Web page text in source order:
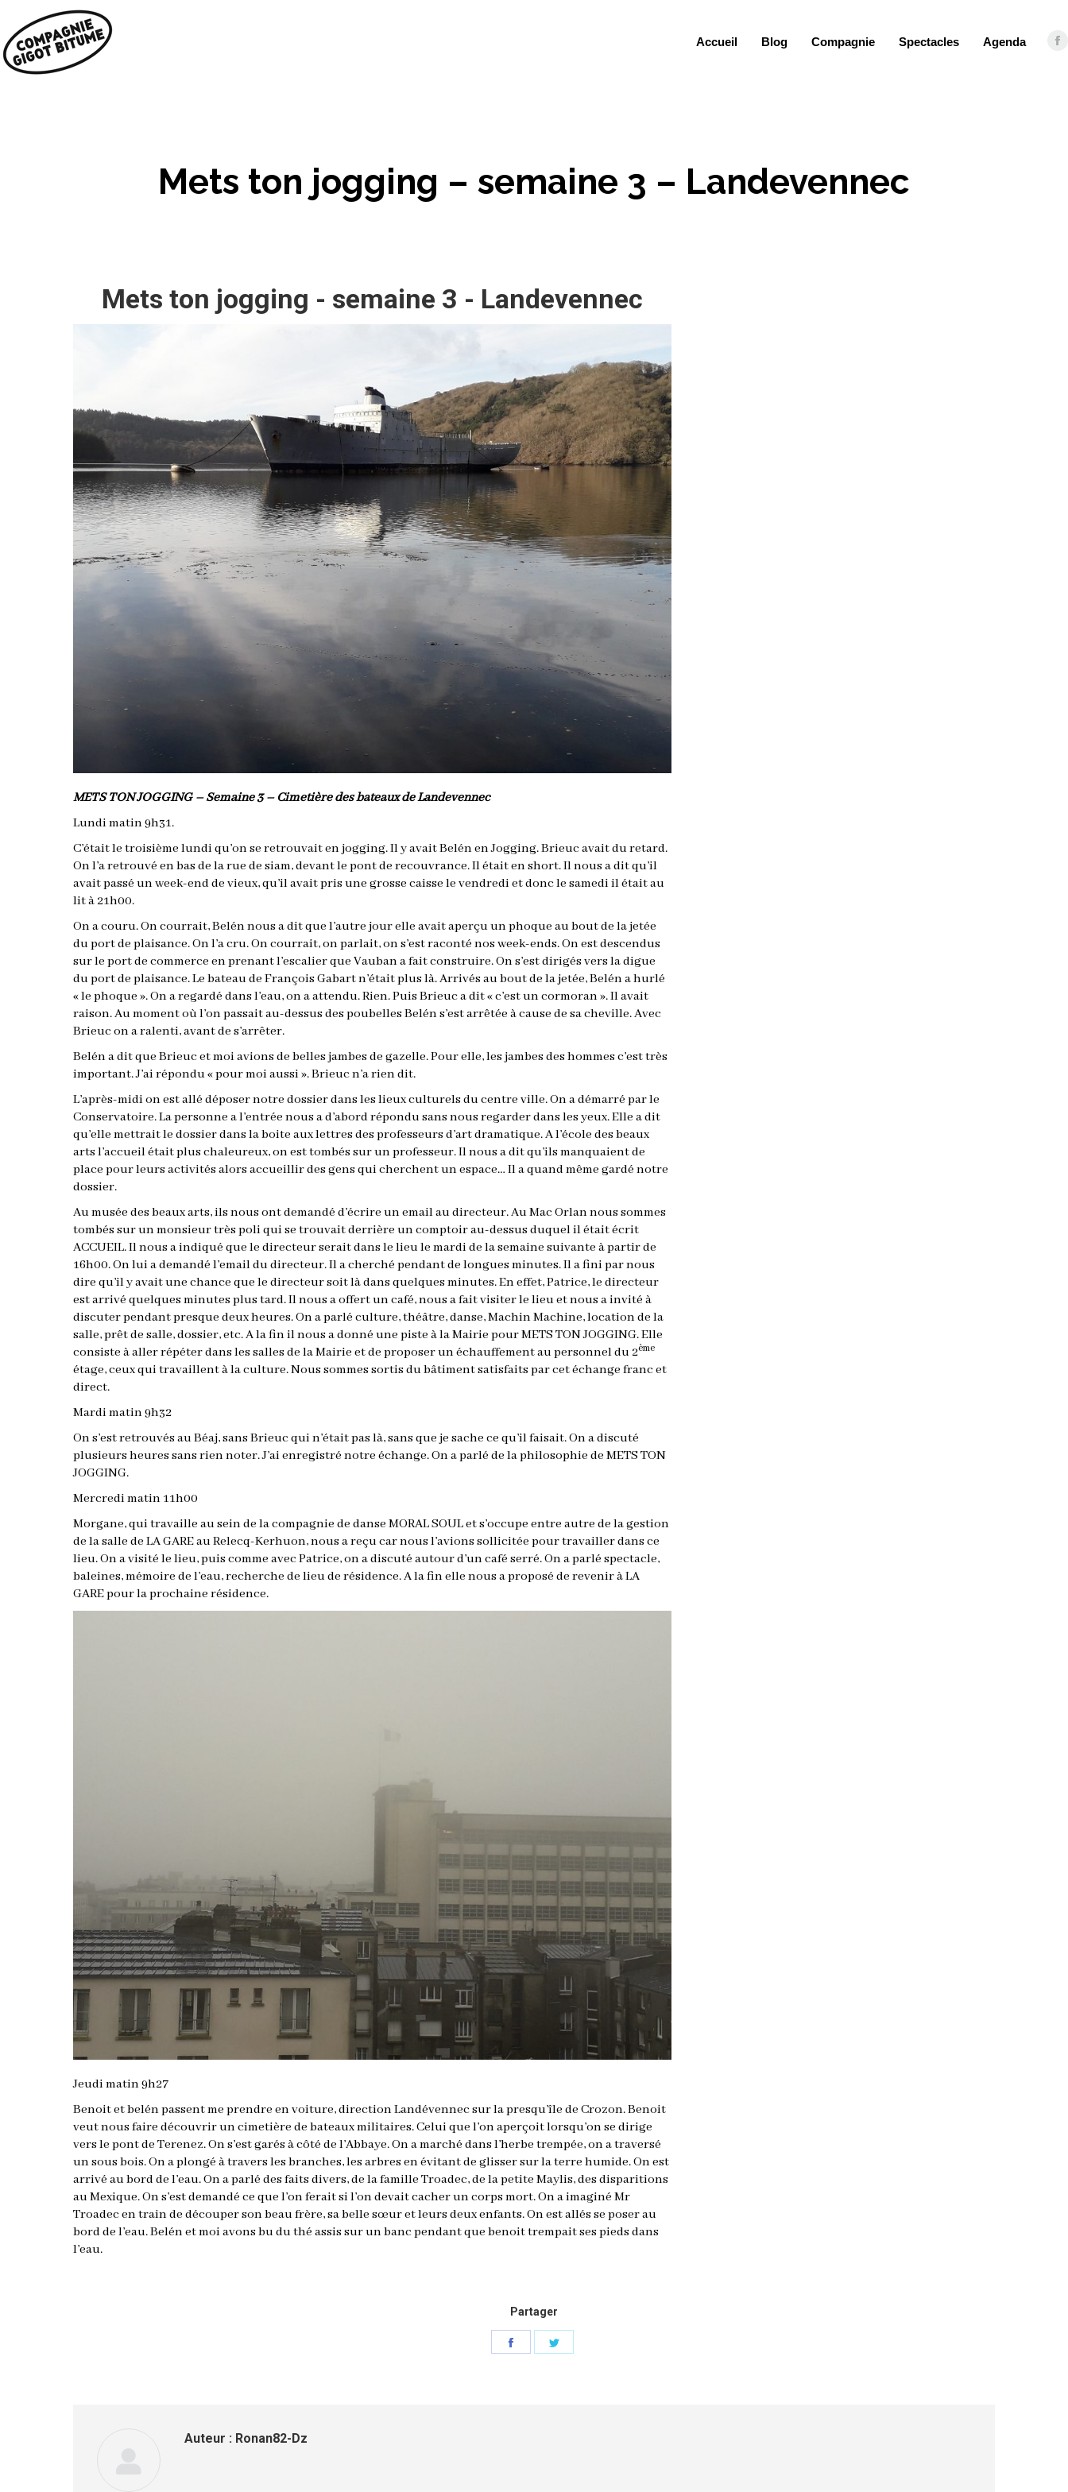
Accueil Blog Compagnie Spectacles Agenda
Mets ton jogging – semaine 3 – Landevennec
Mets ton jogging - semaine 3 - Landevennec
METS TON JOGGING – Semaine 3 – Cimetière des bateaux de Landevennec
Lundi matin 9h31.
C’était le troisième lundi qu’on se retrouvait en jogging. Il y avait Belén en Jogging. Brieuc avait du retard.
On l’a retrouvé en bas de la rue de siam, devant le pont de recouvrance. Il était en short. Il nous a dit qu’il
avait passé un week-end de vieux, qu’il avait pris une grosse caisse le vendredi et donc le samedi il était au
lit à 21h00.
On a couru. On courrait, Belén nous a dit que l’autre jour elle avait aperçu un phoque au bout de la jetée
du port de plaisance. On l’a cru. On courrait, on parlait, on s’est raconté nos week-ends. On est descendus
sur le port de commerce en prenant l’escalier que Vauban a fait construire. On s’est dirigés vers la digue
du port de plaisance. Le bateau de François Gabart n’était plus là. Arrivés au bout de la jetée, Belén a hurlé
« le phoque ». On a regardé dans l’eau, on a attendu. Rien. Puis Brieuc a dit « c’est un cormoran ». Il avait
raison. Au moment où l’on passait au-dessus des poubelles Belén s’est arrêtée à cause de sa cheville. Avec
Brieuc on a ralenti, avant de s’arrêter.
Belén a dit que Brieuc et moi avions de belles jambes de gazelle. Pour elle, les jambes des hommes c’est très
important. J’ai répondu « pour moi aussi ». Brieuc n’a rien dit.
L’après-midi on est allé déposer notre dossier dans les lieux culturels du centre ville. On a démarré par le
Conservatoire. La personne a l’entrée nous a d’abord répondu sans nous regarder dans les yeux. Elle a dit
qu’elle mettrait le dossier dans la boite aux lettres des professeurs d’art dramatique. A l’école des beaux
arts l’accueil était plus chaleureux, on est tombés sur un professeur. Il nous a dit qu’ils manquaient de
place pour leurs activités alors accueillir des gens qui cherchent un espace… Il a quand même gardé notre
dossier.
Au musée des beaux arts, ils nous ont demandé d’écrire un email au directeur. Au Mac Orlan nous sommes
tombés sur un monsieur très poli qui se trouvait derrière un comptoir au-dessus duquel il était écrit
ACCUEIL. Il nous a indiqué que le directeur serait dans le lieu le mardi de la semaine suivante à partir de
16h00. On lui a demandé l’email du directeur. Il a cherché pendant de longues minutes. Il a fini par nous
dire qu’il y avait une chance que le directeur soit là dans quelques minutes. En effet, Patrice, le directeur
est arrivé quelques minutes plus tard. Il nous a offert un café, nous a fait visiter le lieu et nous a invité à
discuter pendant presque deux heures. On a parlé culture, théâtre, danse, Machin Machine, location de la
salle, prêt de salle, dossier, etc. A la fin il nous a donné une piste à la Mairie pour METS TON JOGGING. Elle
consiste à aller répéter dans les salles de la Mairie et de proposer un échauffement au personnel du 2ème
étage, ceux qui travaillent à la culture. Nous sommes sortis du bâtiment satisfaits par cet échange franc et
direct.
Mardi matin 9h32
On s’est retrouvés au Béaj, sans Brieuc qui n’était pas là, sans que je sache ce qu’il faisait. On a discuté
plusieurs heures sans rien noter. J’ai enregistré notre échange. On a parlé de la philosophie de METS TON
JOGGING.
Mercredi matin 11h00
Morgane, qui travaille au sein de la compagnie de danse MORAL SOUL et s’occupe entre autre de la gestion
de la salle de LA GARE au Relecq-Kerhuon, nous a reçu car nous l’avions sollicitée pour travailler dans ce
lieu. On a visité le lieu, puis comme avec Patrice, on a discuté autour d’un café serré. On a parlé spectacle,
baleines, mémoire de l’eau, recherche de lieu de résidence. A la fin elle nous a proposé de revenir à LA
GARE pour la prochaine résidence.
Jeudi matin 9h27
Benoit et belén passent me prendre en voiture, direction Landévennec sur la presqu’île de Crozon. Benoit
veut nous faire découvrir un cimetière de bateaux militaires. Celui que l’on aperçoit lorsqu’on se dirige
vers le pont de Terenez. On s’est garés à côté de l’Abbaye. On a marché dans l’herbe trempée, on a traversé
un sous bois. On a plongé à travers les branches, les arbres en évitant de glisser sur la terre humide. On est
arrivé au bord de l’eau. On a parlé des faits divers, de la famille Troadec, de la petite Maylis, des disparitions
au Mexique. On s’est demandé ce que l’on ferait si l’on devait cacher un corps mort. On a imaginé Mr
Troadec en train de découper son beau frère, sa belle sœur et leurs deux enfants. On est allés se poser au
bord de l’eau. Belén et moi avons bu du thé assis sur un banc pendant que benoit trempait ses pieds dans
l’eau.
Partager
Partager
Auteur : Ronan82-Dz